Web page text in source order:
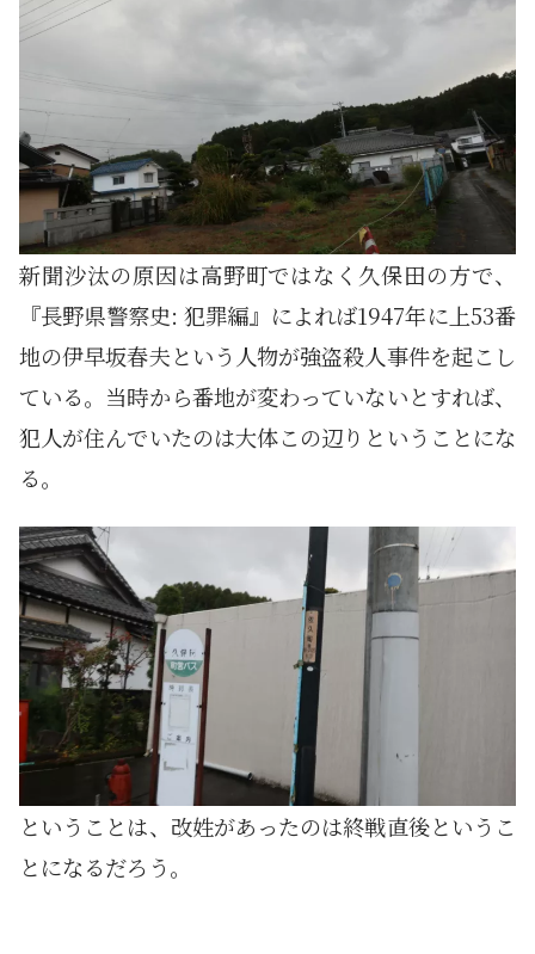
新聞沙汰の原因は高野町ではなく久保田の方で、
『長野県警察史: 犯罪編』によれば1947年に上53番
地の伊早坂春夫という人物が強盗殺人事件を起こし
ている。当時から番地が変わっていないとすれば、
犯人が住んでいたのは大体この辺りということにな
る。
ということは、改姓があったのは終戦直後というこ
とになるだろう。